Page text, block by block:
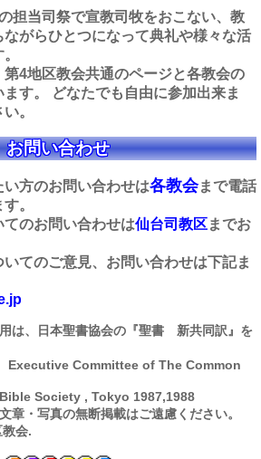
担当司祭で宣教司牧をおこない、教
がらひとつになって典礼や様々な活
4地区教会共通のページと各教会の
す。 どなたでも自由に参加出来ま
。
お問い合わせ
方のお問い合わせは各教会まで電話
。
のお問い合わせは仙台司教区までお
てのご意見、お問い合わせは下記ま
は、日本聖書協会の『聖書 新共同訳』を
Executive Committee of The Common
Society , Tokyo 1987,1988
章・写真の無断掲載はご遠慮ください。
会.